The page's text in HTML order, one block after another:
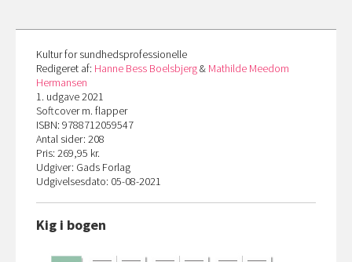
Kultur for sundhedsprofessionelle
Redigeret af: Hanne Bess Boelsbjerg& Mathilde Meedom
Hermansen
1. udgave 2021
Softcover m. flapper
ISBN: 9788712059547
Antal sider: 208
Pris: 269,95 kr.
Udgiver: Gads Forlag
Udgivelsesdato: 05-08-2021
Kig i bogen